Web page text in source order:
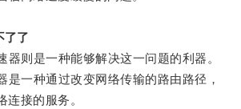
了了
则是一种能够解决这一问题的利器。
一种通过改变网络传输的路由路径，
连接的服务。